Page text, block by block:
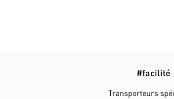
#facilité
Transporteurs